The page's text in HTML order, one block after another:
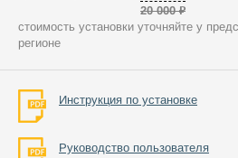
20 000 ₽
стоимость установки уточняйте у
регионе
Инструкция по установке
Руководство пользователя